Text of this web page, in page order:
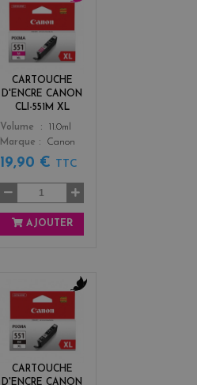
CARTOUCHE
D'ENCRE CANON
CLI-551M XL
Color
a
e
n
t
Volume
11.0ml
Marque
Canon
19,90 € TTC
AJOUTER
CARTOUCHE
D'ENCRE CANON
l
c
k